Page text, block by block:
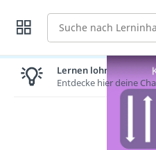
Suche
Lernen lohnt sich!
Entdecke hier deine